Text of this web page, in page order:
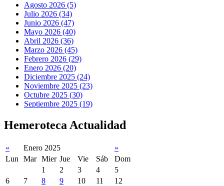
Agosto 2026 (5)
Julio 2026 (34)
Junio 2026 (47)
Mayo 2026 (40)
Abril 2026 (36)
Marzo 2026 (45)
Febrero 2026 (29)
Enero 2026 (20)
Diciembre 2025 (24)
Noviembre 2025 (23)
Octubre 2025 (30)
Septiembre 2025 (19)
Hemeroteca Actualidad
« Enero 2025
»
Lun
Mar Mier Jue Vie Sáb
Dom
1
2 3 4
5
6
7 8 9 10 11
12